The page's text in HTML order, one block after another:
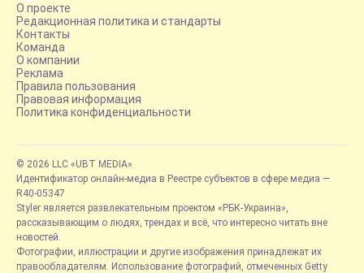
О проекте
Редакционная политика и стандарты
Контакты
Команда
О компании
Реклама
Правила пользования
Правовая информация
Политика конфиденциальности
© 2026 LLC «UBT MEDIA»
Идентификатор онлайн-медиа в Реестре субъектов в сфере медиа —
R40-05347
Styler является развлекательным проектом «РБК-Украина»,
рассказывающим о людях, трендах и всё, что интересно читать вне
новостей.
Фотографии, иллюстрации и другие изображения принадлежат их
правообладателям. Использование фотографий, отмеченных Getty